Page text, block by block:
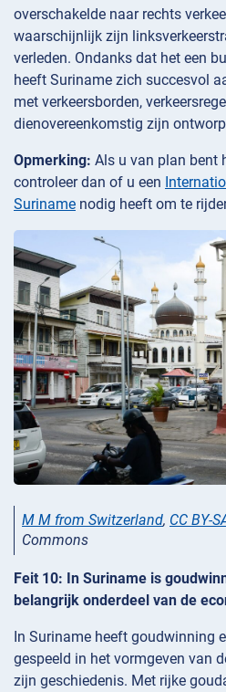
overschakelde naar rechts
waarschijnlijk zijn
verleden. Ondanks dat het een
heeft Suriname zich succesvol
met verkeersborden,
dienovereenkomstig zijn
Opmerking: Als u van plan bent
controleer dan of u een
Suriname nodig heeft om te
M M from Switzerland, CC BY-
Commons
Feit 10: In Suriname is
belangrijk onderdeel van de
In Suriname heeft goudwinning
gespeeld in het vormgeven van
zijn geschiedenis. Met rijke